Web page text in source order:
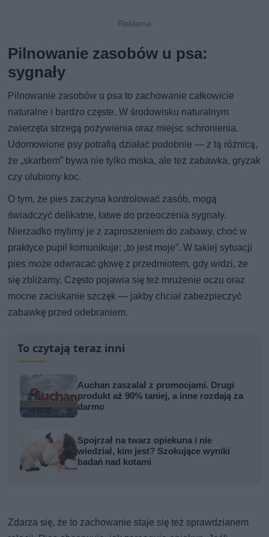
Pilnowanie zasobów u psa:
sygnały
Pilnowanie zasobów u psa to zachowanie całkowicie
naturalne i bardzo częste. W środowisku naturalnym
zwierzęta strzegą pożywienia oraz miejsc schronienia.
Udomowione psy potrafią działać podobnie — z tą różnicą,
że „skarbem” bywa nie tylko miska, ale też zabawka, gryzak
czy ulubiony koc.
O tym, że pies zaczyna kontrolować zasób, mogą
świadczyć delikatne, łatwe do przeoczenia sygnały.
Nierzadko mylimy je z zaproszeniem do zabawy, choć w
praktyce pupil komunikuje: „to jest moje”. W takiej sytuacji
pies może odwracać głowę z przedmiotem, gdy widzi, że
się zbliżamy. Często pojawia się też mrużenie oczu oraz
mocne zaciskanie szczęk — jakby chciał zabezpieczyć
zabawkę przed odebraniem.
To czytają teraz inni
Auchan zaszalał z promocjami. Drugi
produkt aż 90% taniej, a inne rozdają za
darmo
Spojrzał na twarz opiekuna i nie
wiedział, kim jest? Szokujące wyniki
badań nad kotami
Zdarza się, że to zachowanie staje się też sprawdzianem